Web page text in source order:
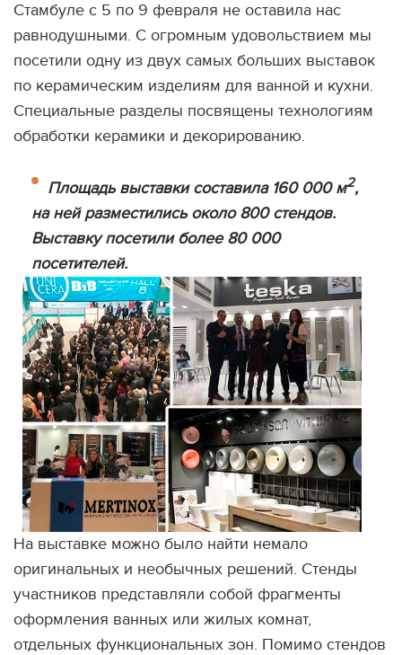
Стамбуле с 5 по 9 февраля не оставила нас
равнодушными. С огромным удовольствием мы
посетили одну из двух самых больших выставок
по керамическим изделиям для ванной и кухни.
Специальные разделы посвящены технологиям
обработки керамики и декорированию.
Площадь выставки составила 160 000 м2,
на ней разместились около 800 стендов.
Выставку посетили более 80 000
посетителей.
На выставке можно было найти немало
оригинальных и необычных решений. Стенды
участников представляли собой фрагменты
оформления ванных или жилых комнат,
отдельных функциональных зон. Помимо стендов